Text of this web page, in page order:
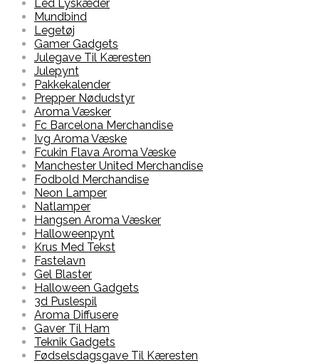
Led Lyskæder
Mundbind
Legetøj
Gamer Gadgets
Julegave Til Kæresten
Julepynt
Pakkekalender
Prepper Nødudstyr
Aroma Væsker
Fc Barcelona Merchandise
Ivg Aroma Væske
Fcukin Flava Aroma Væske
Manchester United Merchandise
Fodbold Merchandise
Neon Lamper
Natlamper
Hangsen Aroma Væsker
Halloweenpynt
Krus Med Tekst
Fastelavn
Gel Blaster
Halloween Gadgets
3d Puslespil
Aroma Diffusere
Gaver Til Ham
Teknik Gadgets
Fødselsdagsgave Til Kæresten